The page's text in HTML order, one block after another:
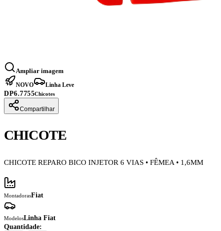
Ampliar imagem
NOVO Linha Leve
DP6.7755Chicotes
Compartilhar
CHICOTE
CHICOTE REPARO BICO INJETOR 6 VIAS • FÊMEA • 1,6MM
MontadorasFiat
ModelosLinha Fiat
Quantidade: